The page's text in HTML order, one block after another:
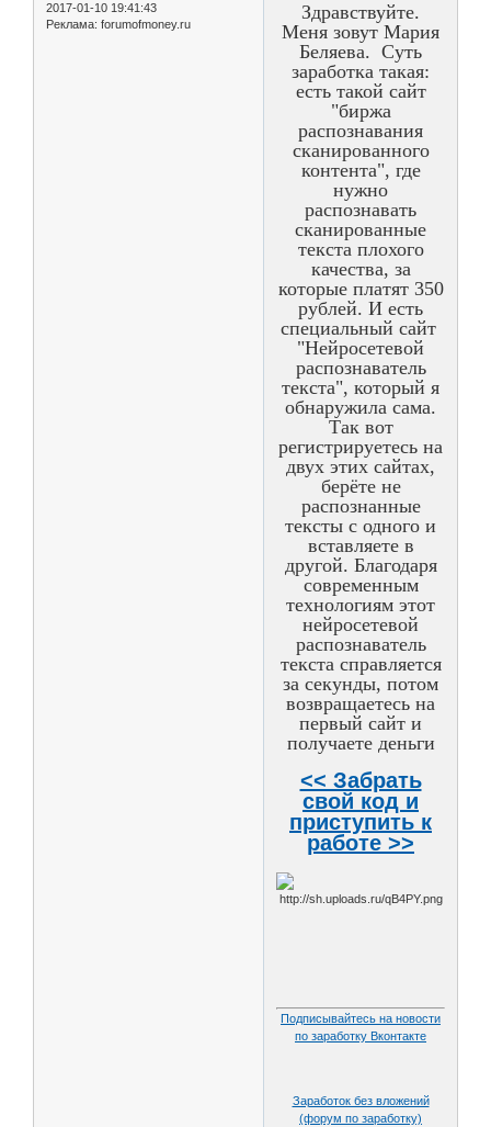
2017-01-10 19:41:43
Реклама: forumofmoney.ru
Здравствуйте.
Меня зовут Мария
Беляева. Суть
заработка такая:
есть такой сайт
"биржа
распознавания
сканированного
контента", где
нужно
распознавать
сканированные
текста плохого
качества, за
которые платят 350
рублей. И есть
специальный сайт
"Нейросетевой
распознаватель
текста", который я
обнаружила сама.
Так вот
регистрируетесь на
двух этих сайтах,
берёте не
распознанные
тексты с одного и
вставляете в
другой. Благодаря
современным
технологиям этот
нейросетевой
распознаватель
текста справляется
за секунды, потом
возвращаетесь на
первый сайт и
получаете деньги
<< Забрать
свой код и
приступить к
работе >>
Подписывайтесь на новости
по заработку Вконтакте
Заработок без вложений
(форум по заработку)